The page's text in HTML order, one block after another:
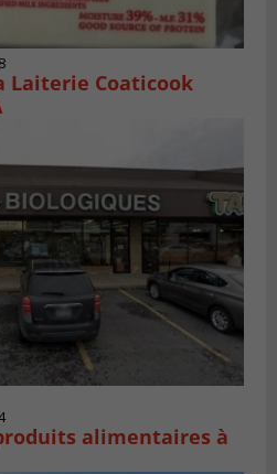
Laiterie Coaticook
alimentaires à